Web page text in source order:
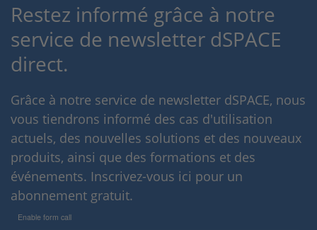
Restez informé grâce à notre
service de newsletter dSPACE
direct.
Grâce à notre service de newsletter dSPACE, nous
vous tiendrons informé des cas d'utilisation
actuels, des nouvelles solutions et des nouveaux
produits, ainsi que des formations et des
événements. Inscrivez-vous ici pour un
abonnement gratuit.
Enable form call